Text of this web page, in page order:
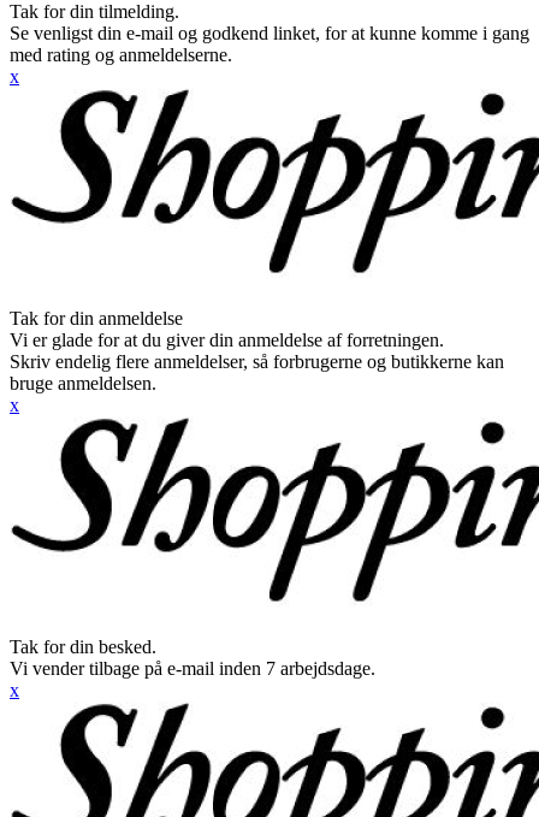
Tak for din tilmelding.
Se venligst din e-mail og godkend linket, for at kunne komme i gang
med rating og anmeldelserne.
x
Tak for din anmeldelse
Vi er glade for at du giver din anmeldelse af forretningen.
Skriv endelig flere anmeldelser, så forbrugerne og butikkerne kan
bruge anmeldelsen.
x
Tak for din besked.
Vi vender tilbage på e-mail inden 7 arbejdsdage.
x